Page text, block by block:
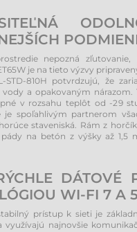
nepozná
je na tieto výzvy
STD-810H potvrdzujú, že
a opakovaným nárazom.
v rozsahu teplôt od -29
je spoľahlivým partnerom
staveniská. Rám z
na betón z výšky až 1,5
DÁTOVÉ
WI-FI 7 A
prístup k sieti je
využívajú najnovšie